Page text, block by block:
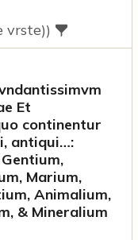
vrste))
Et
continentur
antiqui…:
Marium,
Animalium,
& Mineralium